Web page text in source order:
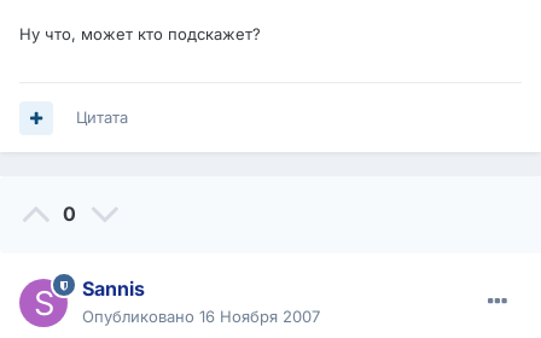
Ну что, может кто подскажет?
Цитата
0
Sannis
Опубликовано 16 Ноября 2007